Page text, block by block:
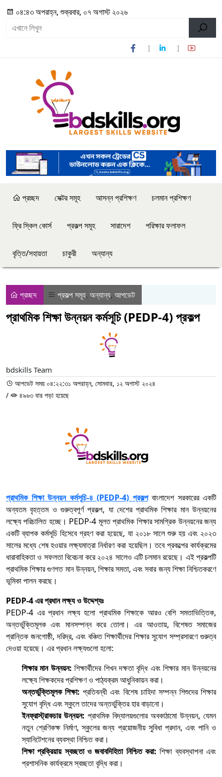
০৪:৪৩ অপরাহ্ন, শুক্রবার, ০৭ অগাস্ট ২০২৬
প্রচ্ছদ সেক্টর সমূহ আসন্ন প্রশিক্ষণ চলমান প্রশিক্ষণ
ফ্রি স্কিল কোর্স প্রকল্প সমূহ সারাদেশ পরিক্ষার ফলাফল
বৃত্তি/সহায়তা চাকুরী অন্যান্য
প্রচ্ছদ প্রকল্প সমূহ, অন্যান্য, আপডেট
প্রাথমিক শিক্ষা উন্নয়ন কর্মসূচি (PEDP-4) প্রকল্প
bdskills Team
আপডেট সময় ০৪:২২:৩১ অপরাহ্ন, সোমবার, ১২ অগাস্ট ২০২৪
/
৪৯৬৩ বার পড়া হয়েছে
প্রাথমিক শিক্ষা উন্নয়ন কর্মসূচি-৪ (PEDP-4) প্রকল্পবাংলাদেশ সরকারের একটি
অন্যতম বৃহত্তম ও গুরুত্বপূর্ণ প্রকল্প, যা দেশের প্রাথমিক শিক্ষার মান উন্নয়নের
লক্ষ্যে পরিচালিত হচ্ছে। PEDP-4 মূলত প্রাথমিক শিক্ষার সামগ্রিক উন্নয়নের জন্য
একটি ব্যাপক কর্মসূচি হিসেবে গ্রহণ করা হয়েছে, যা ২০১৮ সালে শুরু হয় এবং ২০২৩
সালের মধ্যে শেষ হওয়ার লক্ষ্যমাত্রা নির্ধারণ করা হয়েছিল। তবে প্রকল্পের কার্যক্রমের
ধারাবাহিকতা ও সফলতা বিবেচনা করে ২০২৪ সালেও এটি চলমান রয়েছে। এই প্রকল্পটি
প্রাথমিক শিক্ষার গুণগত মান উন্নয়ন, শিক্ষার সমতা, এবং সবার জন্য শিক্ষা নিশ্চিতকরণে
ভূমিকা পালন করছে।
PEDP-4 এর প্রধান লক্ষ্য ও উদ্দেশ্যঃ
PEDP-4 এর প্রধান লক্ষ্য হলো প্রাথমিক শিক্ষাকে আরও বেশি সমতাভিত্তিক,
অন্তর্ভুক্তিমূলক এবং মানসম্পন্ন করে তোলা। এর আওতায়, বিশেষত সমাজের
প্রান্তিক জনগোষ্ঠী, দরিদ্র, এবং বঞ্চিত শিক্ষার্থীদের শিক্ষার সুযোগ সম্প্রসারণে গুরুত্ব
দেওয়া হয়েছে। এর প্রধান লক্ষ্যগুলো হলো:
শিক্ষার মান উন্নয়ন: শিক্ষার্থীদের শিখন দক্ষতা বৃদ্ধি এবং শিক্ষার মান উন্নয়নের
লক্ষ্যে শিক্ষকদের প্রশিক্ষণ ও পাঠ্যক্রম আধুনিকায়ন করা।
অন্তর্ভুক্তিমূলক শিক্ষা: প্রতিবন্ধী এবং বিশেষ চাহিদা সম্পন্ন শিশুদের শিক্ষার
সুযোগ বৃদ্ধি এবং স্কুলে তাদের অন্তর্ভুক্তির হার বাড়ানো।
ইনফ্রাস্ট্রাকচার উন্নয়ন: প্রাথমিক বিদ্যালয়গুলোর অবকাঠামো উন্নয়ন, যেমন
নতুন শ্রেণিকক্ষ নির্মাণ, স্কুলের জন্য প্রয়োজনীয় সুবিধা প্রদান, এবং পানি ও
স্যানিটেশনের ব্যবস্থা নিশ্চিত করা।
শিক্ষা প্রক্রিয়ায় স্বচ্ছতা ও জবাবদিহিতা নিশ্চিত করা: শিক্ষা ব্যবস্থাপনা এবং
প্রশাসনিক কার্যক্রমে স্বচ্ছতা বৃদ্ধি করা।